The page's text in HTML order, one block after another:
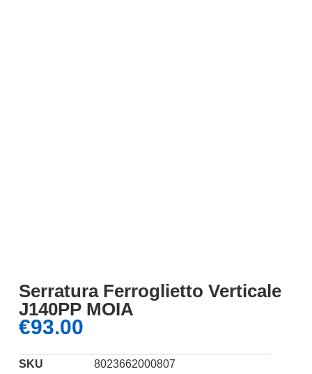
Serratura Ferroglietto Verticale
J140PP MOIA
€93.00
SKU
8023662000807